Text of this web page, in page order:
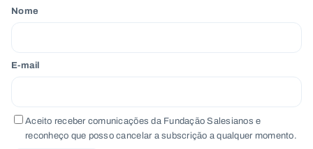
Nome
E-mail
Aceito receber comunicações da Fundação Salesianos e
reconheço que posso cancelar a subscrição a qualquer momento.
o
N
w
e
tt
e